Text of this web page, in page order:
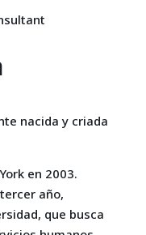
nacida y criada
en 2003.
año,
que busca